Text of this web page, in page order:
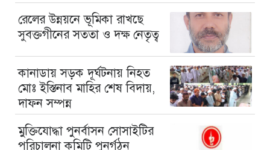
রেলের উন্নয়নে ভূমিকা রাখছে
সুবক্তগীনের সততা ও দক্ষ নেতৃত্ব
কানাডায় সড়ক দূর্ঘটনায় নিহত
মোঃ ইস্তিনাব মাহির শেষ বিদায়,
দাফন সম্পন্ন
মুক্তিযোদ্ধা পুনর্বাসন সোসাইটির
পরিচালনা কমিটি পুনর্গঠন